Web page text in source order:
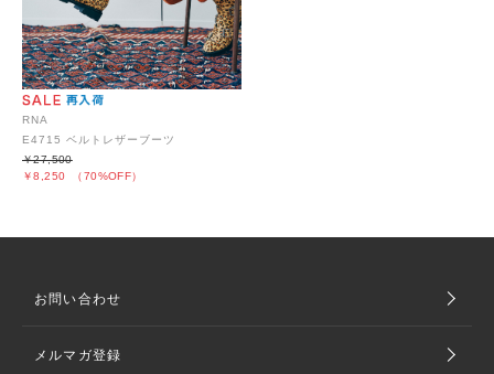
RNA
E4715 ベルトレザーブーツ
￥8,250 （70%OFF）
￥27,500
お問い合わせ
メルマガ登録